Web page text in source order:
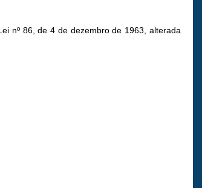
nº 86, de 4 de dezembro de 1963, alterada